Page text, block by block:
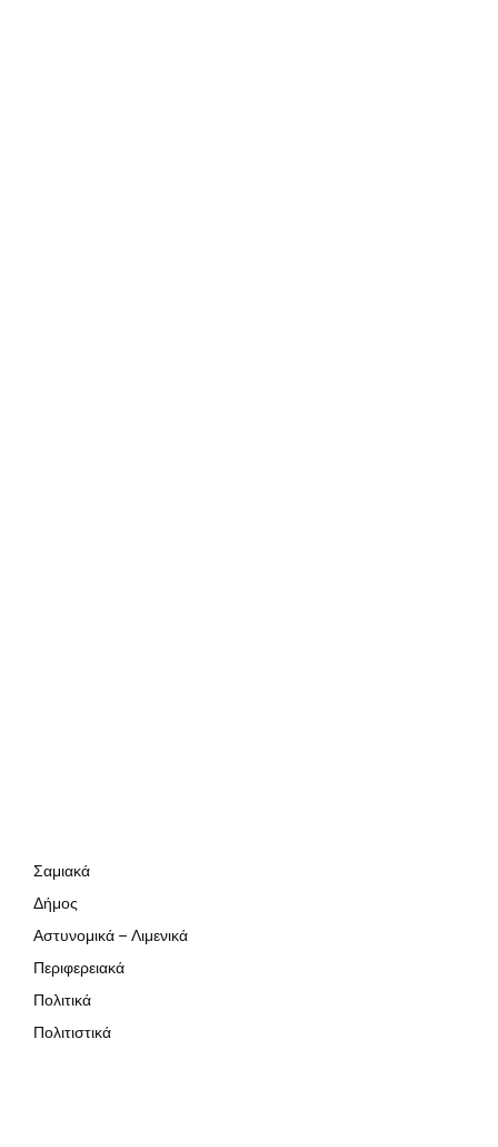
Σαμιακά
Δήμος
Αστυνομικά – Λιμενικά
Περιφερειακά
Πολιτικά
Πολιτιστικά